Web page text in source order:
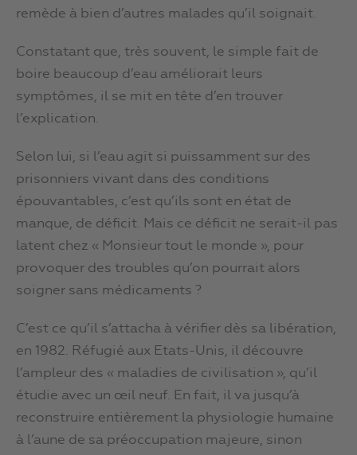
remède à bien d’autres malades qu’il soignait.
Constatant que, très souvent, le simple fait de
boire beaucoup d’eau améliorait leurs
symptômes, il se mit en tête d’en trouver
l’explication.
Selon lui, si l’eau agit si puissamment sur des
prisonniers vivant dans des conditions
épouvantables, c’est qu’ils sont en état de
manque, de déficit. Mais ce déficit ne serait-il pas
latent chez « Monsieur tout le monde », pour
provoquer des troubles qu’on pourrait alors
soigner sans médicaments ?
C’est ce qu’il s’attacha à vérifier dès sa libération,
en 1982. Réfugié aux Etats-Unis, il découvre
l’ampleur des « maladies de civilisation », qu’il
étudie avec un œil neuf. En fait, il va jusqu’à
reconstruire entièrement la physiologie humaine
à l’aune de sa préoccupation majeure, sinon